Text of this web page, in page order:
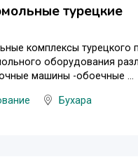
турецкие
комплексы турецкого
оборудования
машины -обоечные ...
Бухара